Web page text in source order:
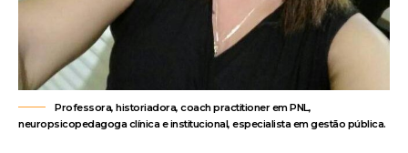
Professora, historiadora, coach practitioner em PNL,
neuropsicopedagoga clínica e institucional, especialista em gestão pública.